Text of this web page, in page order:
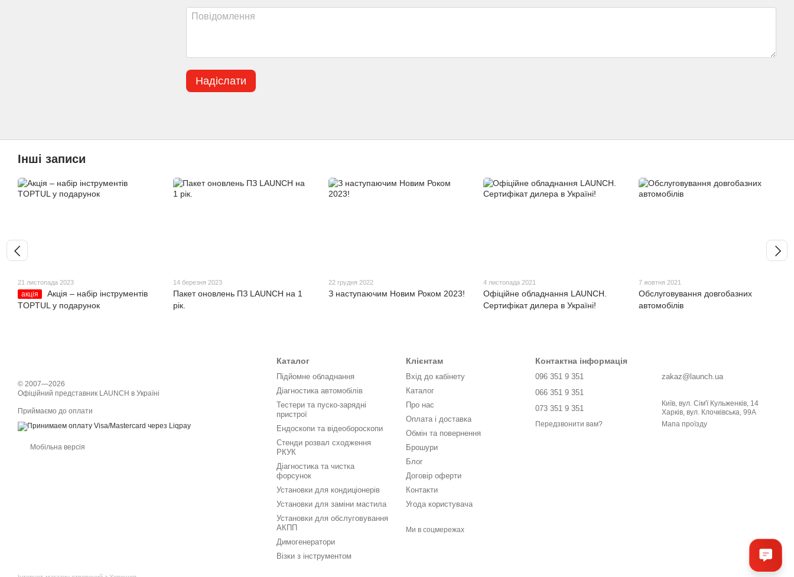
Надіслати
Інші записи
21 листопада 2023
акція
Акція – набір інструментів
TOPTUL у подарунок
14 березня 2023
Пакет оновлень ПЗ LAUNCH на 1
рік.
22 грудня 2022
З наступаючим Новим Роком 2023!
4 листопада 2021
Офіційне обладнання LAUNCH.
Сертифікат дилера в Україні!
7 жовтня 2021
Обслуговування довгобазних
автомобілів
© 2007—2026
Офіційний представник LAUNCH в Україні
Приймаємо до оплати
Мобільна версія
Каталог
Підйомне обладнання
Діагностика автомобілів
Тестери та пуско-зарядні
пристрої
Ендоскопи та відеобороскопи
Стенди розвал сходження
РКУК
Діагностика та чистка
форсунок
Установки для кондиціонерів
Установки для заміни мастила
Установки для обслуговування
АКПП
Димогенератори
Візки з інструментом
Клієнтам
Вхід до кабінету
Каталог
Про нас
Оплата і доставка
Обмін та повернення
Брошури
Блог
Договір оферти
Контакти
Угода користувача
Ми в соцмережах
Контактна інформація
096 351 9 351
066 351 9 351
073 351 9 351
Передзвонити вам?
zakaz@launch.ua
Київ, вул. Сім'ї Кульженків, 14
Харків, вул. Клочківська, 99А
Мапа проїзду